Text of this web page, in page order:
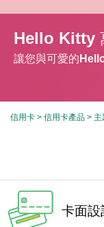
Hello Kitty
讓您與可愛的
信用卡 > 信用卡產品 > 主
卡面設